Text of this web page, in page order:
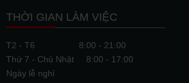
THỜI GIAN LÀM VIỆC
T2 - T6
8:00 - 21:00
Thứ 7 - Chủ Nhật
8:00 - 17:00
Ngày lễ nghỉ